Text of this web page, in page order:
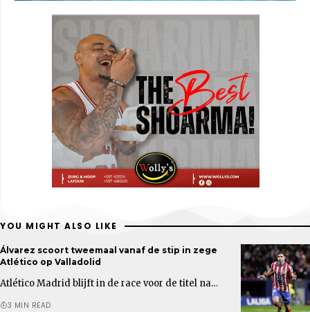
YOU MIGHT ALSO LIKE
Álvarez scoort tweemaal vanaf de stip in zege
Atlético op Valladolid
Atlético Madrid blijft in de race voor de titel na…
3 MIN READ